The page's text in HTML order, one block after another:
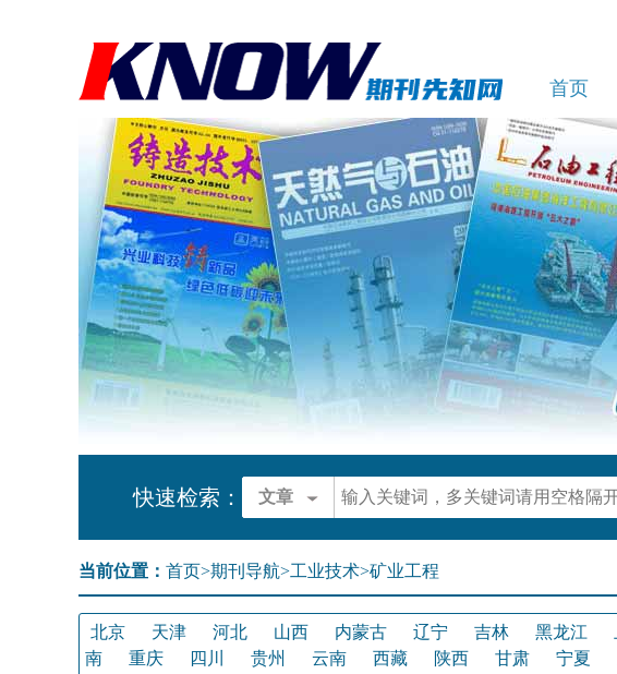
首页
快速检索： 文章
当前位置： 首页>期刊导航>工业技术>矿业工程
北京 天津 河北 山西 内蒙古 辽宁 吉林 黑龙江
南
重庆 四川 贵州 云南 西藏 陕西 甘肃 宁夏